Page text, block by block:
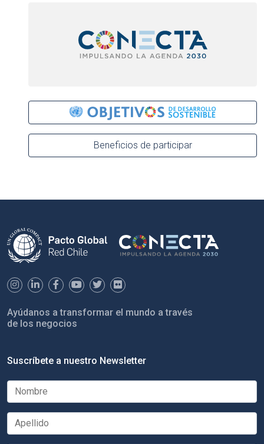
Beneficios de participar
Ayúdanos a transformar el mundo a través
de los negocios
Suscríbete a nuestro Newsletter